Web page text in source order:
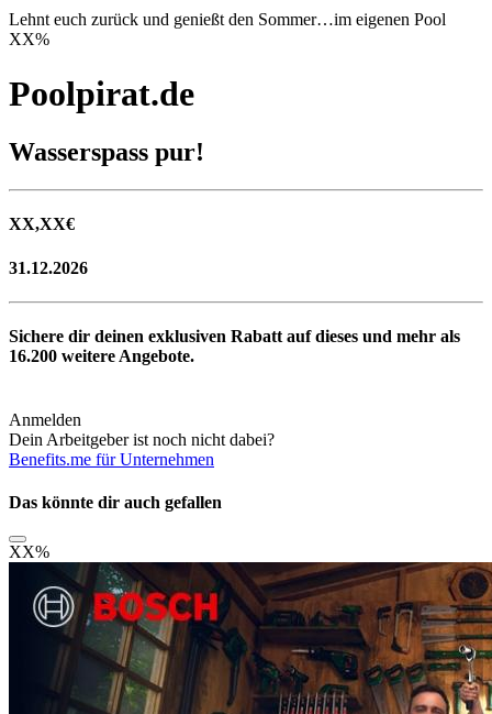
Lehnt euch zurück und genießt den Sommer…im eigenen Pool
XX%
Poolpirat.de
Wasserspass pur!
XX,XX€
31.12.2026
Sichere dir deinen exklusiven Rabatt auf dieses und mehr als
16.200 weitere Angebote.
Anmelden
Dein Arbeitgeber ist noch nicht dabei?
Benefits.me für Unternehmen
Das könnte dir auch gefallen
XX%